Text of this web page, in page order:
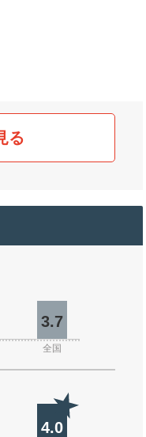
る
3.7
全国
4.0